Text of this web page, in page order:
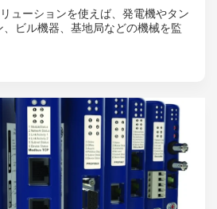
ューションを使えば、発電機やタン
ビル機器、基地局などの機械を監